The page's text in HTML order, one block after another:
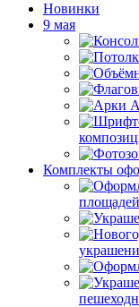
Новинки
9 мая
Комплекты